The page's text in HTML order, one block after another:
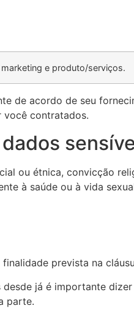
e produto/serviços.
de acordo de seu
você contratados.
ou étnica, convicção
à saúde ou à vida
prevista na
já é importante
parte.